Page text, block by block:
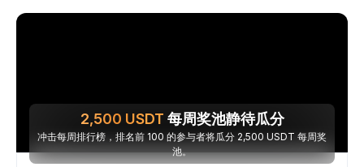
2,500 USDT 每周奖池静待瓜分
冲击每周排行榜，排名前 100 的参与者将瓜分 2,500 USDT 每周奖
池。